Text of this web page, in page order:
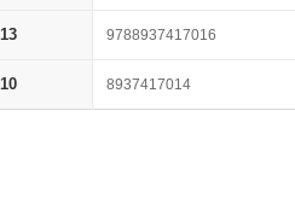
9788937417016
8937417014